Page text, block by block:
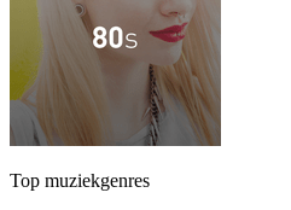
Top muziekgenres